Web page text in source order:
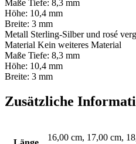
Maße Tiefe: 8,3 mm
Höhe: 10,4 mm
Breite: 3 mm
Metall Sterling-Silber und rosé
Material Kein weiteres Material
Maße Tiefe: 8,3 mm
Höhe: 10,4 mm
Breite: 3 mm
Zusätzliche
16,00 cm, 17,00 cm,